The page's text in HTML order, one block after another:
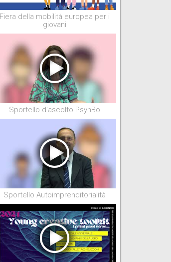
Fiera della mobilità europea per i
giovani
Sportello d'ascolto PsynBo
Sportello Autoimprenditorialità